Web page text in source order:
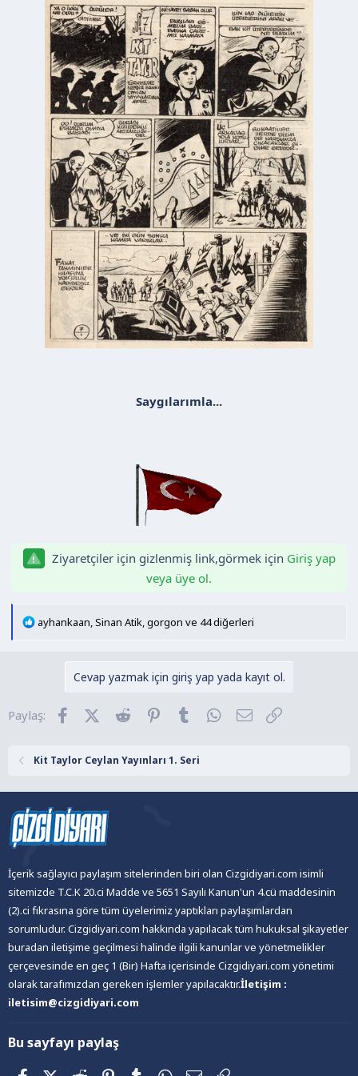
Saygılarımla...
Ziyaretçiler için gizlenmiş link,görmek için Giriş yap
veya üye ol.
T
e
ayhankaan,Sinan Atik,gorgon ve 44 diğerleri
Cevap yazmak için giriş yap yada kayıt ol.
Paylaş: FacebookX (Twitter)
Reddit Pinterest
Tumblr WhatsApp
E-posta
Kit Taylor Ceylan Yayınları 1. Seri
İçerik sağlayıcı paylaşım sitelerinden biri olan Cizgidiyari.com isimli
sitemizde T.C.K 20.ci Madde ve 5651 Sayılı Kanun'un 4.cü maddesinin
(2).ci fıkrasına göre tüm üyelerimiz yaptıkları paylaşımlardan
sorumludur. Cizgidiyari.com hakkında yapılacak tüm hukuksal şikayetler
buradan iletişime geçilmesi halinde ilgili kanunlar ve yönetmelikler
çerçevesinde en geç 1 (Bir) Hafta içerisinde Cizgidiyari.com yönetimi
olarak tarafımızdan gereken işlemler yapılacaktır.İletişim :
iletisim@cizgidiyari.com
Bu sayfayı paylaş